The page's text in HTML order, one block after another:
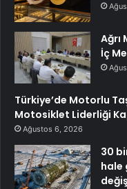
Ağrı
İç
Türkiye’de Motorlu
Motosiklet Liderliği
Ağustos 6, 2026
30
hale